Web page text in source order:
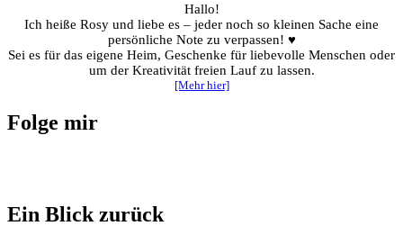
Hallo!
Ich heiße Rosy und liebe es – jeder noch so kleinen Sache eine
persönliche Note zu verpassen! ♥
Sei es für das eigene Heim, Geschenke für liebevolle Menschen oder
um der Kreativität freien Lauf zu lassen.
[Mehr hier]
Folge mir
Ein Blick zurück